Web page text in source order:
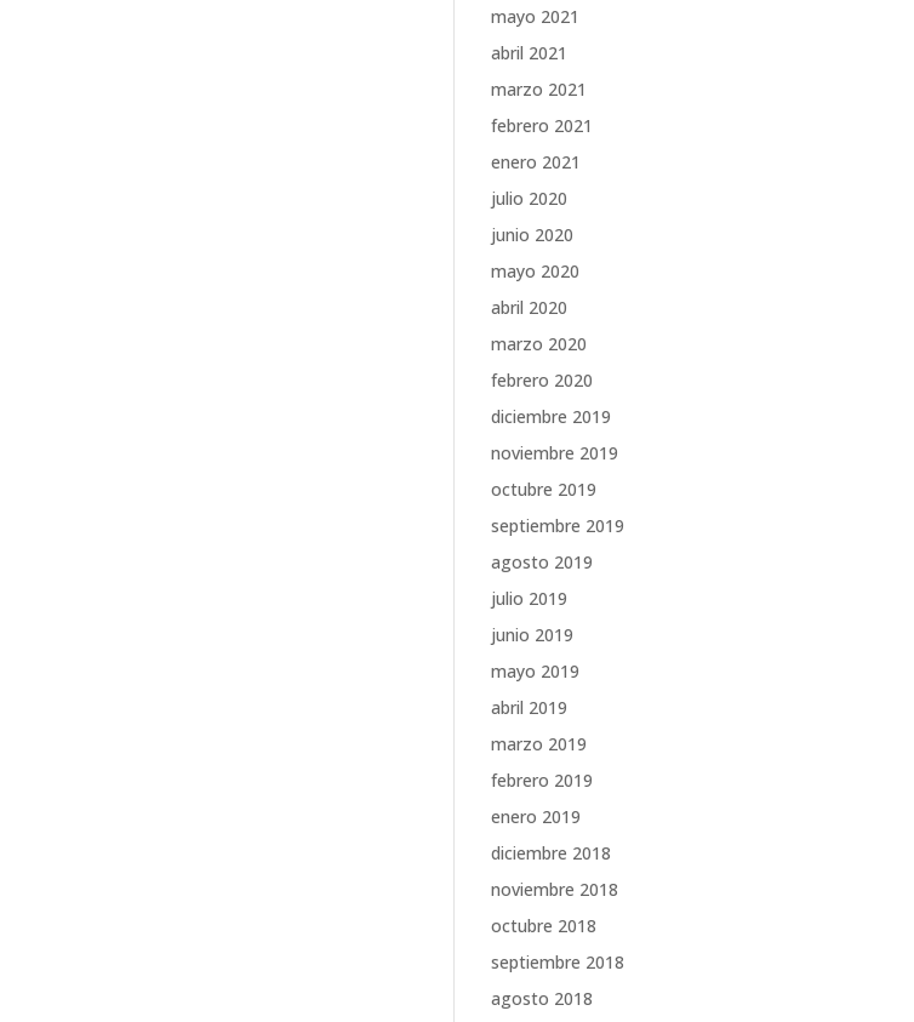
mayo 2021
abril 2021
marzo 2021
febrero 2021
enero 2021
julio 2020
junio 2020
mayo 2020
abril 2020
marzo 2020
febrero 2020
diciembre 2019
noviembre 2019
octubre 2019
septiembre 2019
agosto 2019
julio 2019
junio 2019
mayo 2019
abril 2019
marzo 2019
febrero 2019
enero 2019
diciembre 2018
noviembre 2018
octubre 2018
septiembre 2018
agosto 2018